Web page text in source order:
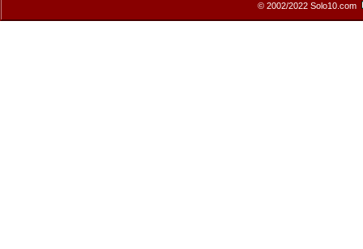
© 2002/2022 Solo10.com